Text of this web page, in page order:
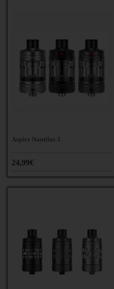
Aspire Nautilus 3
24,99€